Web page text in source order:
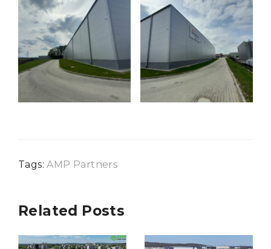
Tags:AMP Partners
Related Posts